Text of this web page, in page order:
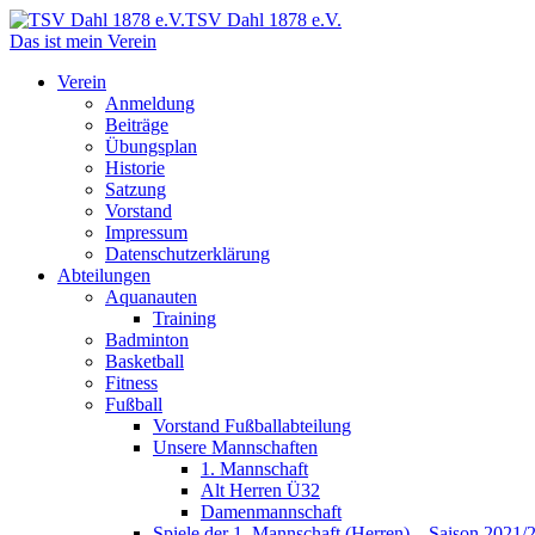
TSV Dahl 1878 e.V.
Das ist mein Verein
Verein
Anmeldung
Beiträge
Übungsplan
Historie
Satzung
Vorstand
Impressum
Datenschutzerklärung
Abteilungen
Aquanauten
Training
Badminton
Basketball
Fitness
Fußball
Vorstand Fußballabteilung
Unsere Mannschaften
1. Mannschaft
Alt Herren Ü32
Damenmannschaft